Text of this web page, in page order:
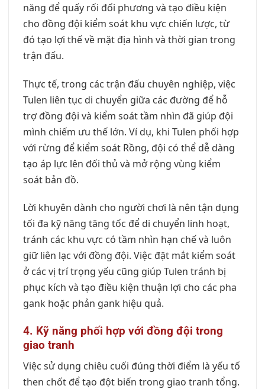
năng để quấy rối đối phương và tạo điều kiện
cho đồng đội kiểm soát khu vực chiến lược, từ
đó tạo lợi thế về mặt địa hình và thời gian trong
trận đấu.
Thực tế, trong các trận đấu chuyên nghiệp, việc
Tulen liên tục di chuyển giữa các đường để hỗ
trợ đồng đội và kiểm soát tầm nhìn đã giúp đội
mình chiếm ưu thế lớn. Ví dụ, khi Tulen phối hợp
với rừng để kiểm soát Rồng, đội có thể dễ dàng
tạo áp lực lên đối thủ và mở rộng vùng kiểm
soát bản đồ.
Lời khuyên dành cho người chơi là nên tận dụng
tối đa kỹ năng tăng tốc để di chuyển linh hoạt,
tránh các khu vực có tầm nhìn hạn chế và luôn
giữ liên lạc với đồng đội. Việc đặt mắt kiểm soát
ở các vị trí trọng yếu cũng giúp Tulen tránh bị
phục kích và tạo điều kiện thuận lợi cho các pha
gank hoặc phản gank hiệu quả.
4. Kỹ năng phối hợp với đồng đội trong
giao tranh
Việc sử dụng chiêu cuối đúng thời điểm là yếu tố
then chốt để tạo đột biến trong giao tranh tổng.